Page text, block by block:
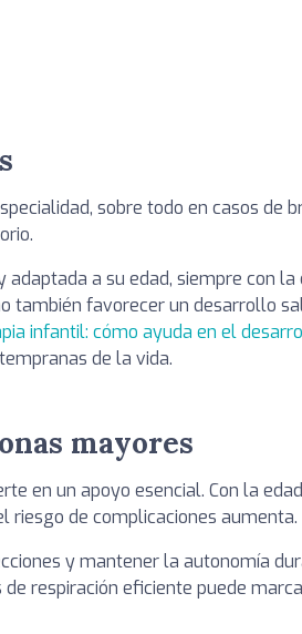
sobre todo en casos de
a su edad, siempre con
también favorecer un desarrollo
infantil: cómo ayuda en el
de la vida.
mayores
en un apoyo esencial. Con la
riesgo de complicaciones aumenta.
y mantener la autonomía
respiración eficiente puede